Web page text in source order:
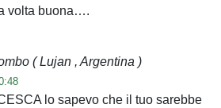
volta buona….
( Lujan , Argentina )
lo sapevo che il tuo sarebbe